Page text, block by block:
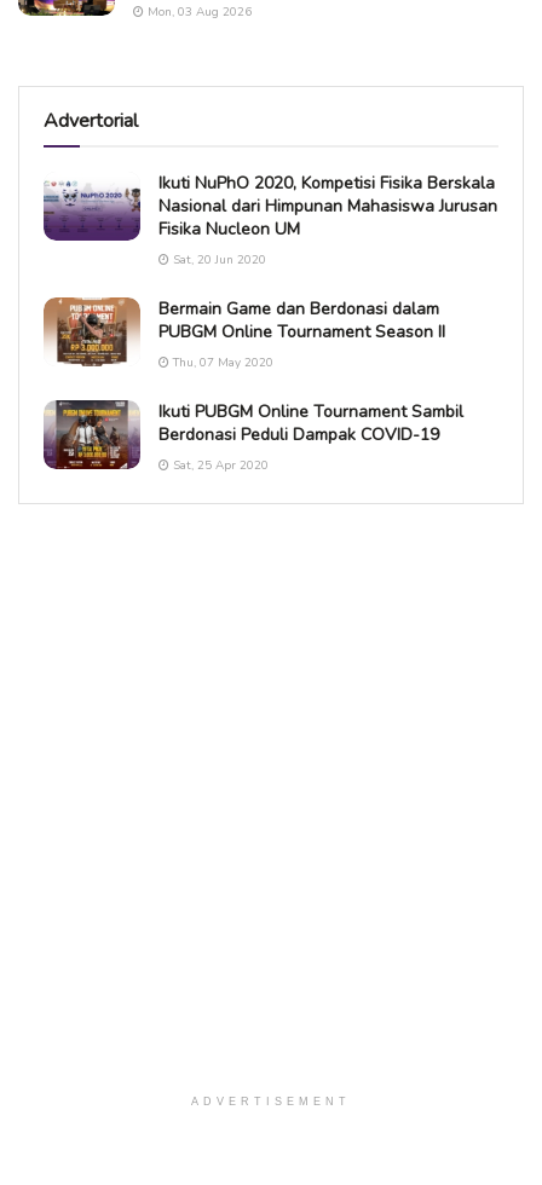
Mon, 03 Aug 2026
Advertorial
Ikuti NuPhO 2020, Kompetisi Fisika Berskala
Nasional dari Himpunan Mahasiswa Jurusan
Fisika Nucleon UM
Sat, 20 Jun 2020
Bermain Game dan Berdonasi dalam
PUBGM Online Tournament Season II
Thu, 07 May 2020
Ikuti PUBGM Online Tournament Sambil
Berdonasi Peduli Dampak COVID-19
Sat, 25 Apr 2020
ADVERTISEMENT